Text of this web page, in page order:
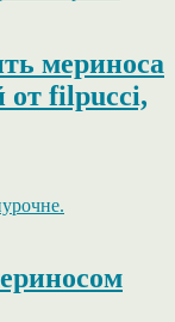
мериноса
от filpucci,